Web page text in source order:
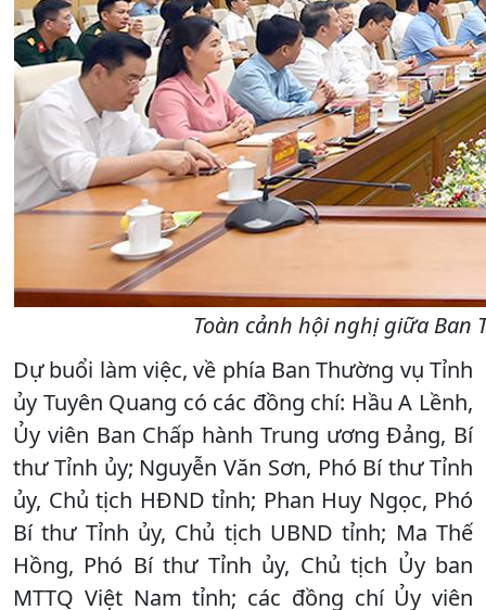
Toàn cảnh hội nghị giữa Ban
Dự buổi làm việc, về phía Ban Thường vụ Tỉnh
ủy Tuyên Quang có các đồng chí: Hầu A Lềnh,
Ủy viên Ban Chấp hành Trung ương Đảng, Bí
thư Tỉnh ủy; Nguyễn Văn Sơn, Phó Bí thư Tỉnh
ủy, Chủ tịch HĐND tỉnh; Phan Huy Ngọc, Phó
Bí thư Tỉnh ủy, Chủ tịch UBND tỉnh; Ma Thế
Hồng, Phó Bí thư Tỉnh ủy, Chủ tịch Ủy ban
MTTQ Việt Nam tỉnh; các đồng chí Ủy viên